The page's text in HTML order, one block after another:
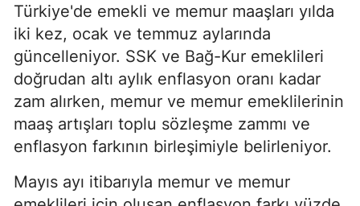
Türkiye'de emekli ve memur maaşları yılda
iki kez, ocak ve temmuz aylarında
güncelleniyor. SSK ve Bağ-Kur emeklileri
doğrudan altı aylık enflasyon oranı kadar
zam alırken, memur ve memur emeklilerinin
maaş artışları toplu sözleşme zammı ve
enflasyon farkının birleşimiyle belirleniyor.
Mayıs ayı itibarıyla memur ve memur